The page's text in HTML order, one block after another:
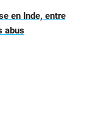
en Inde, entre
abus